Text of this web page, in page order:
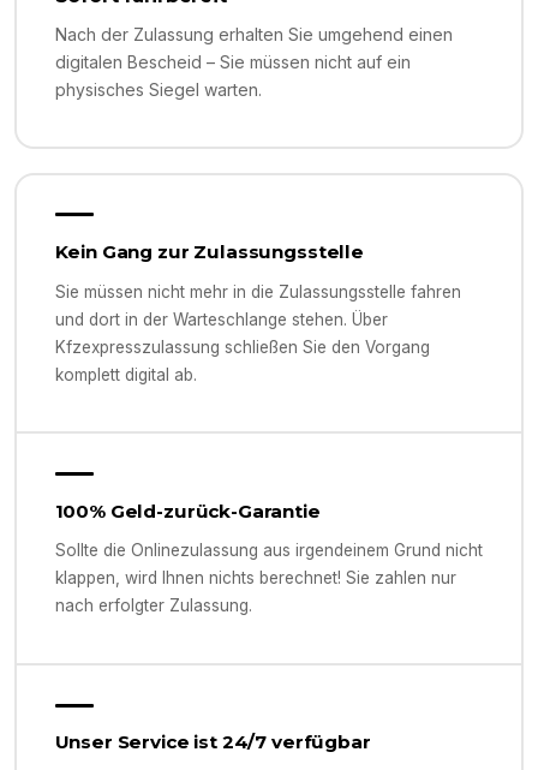
Nach der Zulassung erhalten Sie umgehend einen
digitalen Bescheid – Sie müssen nicht auf ein
physisches Siegel warten.
Kein Gang zur Zulassungsstelle
Sie müssen nicht mehr in die Zulassungsstelle fahren
und dort in der Warteschlange stehen. Über
Kfzexpresszulassung schließen Sie den Vorgang
komplett digital ab.
100% Geld-zurück-Garantie
Sollte die Onlinezulassung aus irgendeinem Grund nicht
klappen, wird Ihnen nichts berechnet! Sie zahlen nur
nach erfolgter Zulassung.
Unser Service ist 24/7 verfügbar